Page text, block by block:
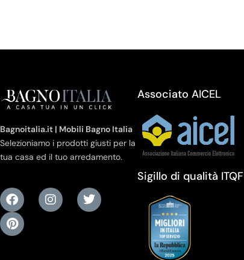
Bagnoitalia.it | Mobili Bagno Italia
Selezioniamo i prodotti giusti per la
tua casa ed il tuo arredamento.
Associato AICEL
Sigillo di qualità ITQF